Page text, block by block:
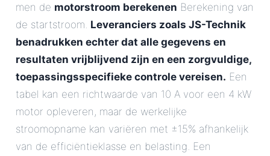
men de motorstroom berekenen Berekening van
de startstroom. Leveranciers zoals JS-Technik
benadrukken echter dat alle gegevens en
resultaten vrijblijvend zijn en een zorgvuldige,
toepassingsspecifieke controle vereisen. Een
tabel kan een richtwaarde van 10 A voor een 4 kW
motor opleveren, maar de werkelijke
stroomopname kan variëren met ±15% afhankelijk
van de efficiëntieklasse en belasting. Een